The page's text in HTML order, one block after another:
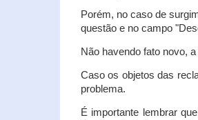
Porém, no caso de
questão e no campo
Não havendo fato novo,
Caso os objetos das
problema.
É importante lembrar